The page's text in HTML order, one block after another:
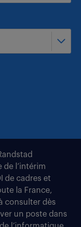
de l’intérim
de cadres et
la France,
consulter dès
un poste dans